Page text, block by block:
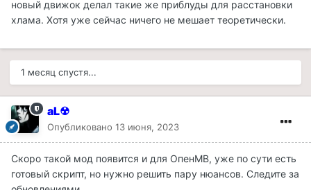
новый движок делал такие же приблуды для расстановки
хлама. Хотя уже сейчас ничего не мешает теоретически.
1 месяц спустя...
aL☢
Опубликовано 13 июня, 2023
Скоро такой мод появится и для ОпенМВ, уже по сути есть
готовый скрипт, но нужно решить пару нюансов. Следите за